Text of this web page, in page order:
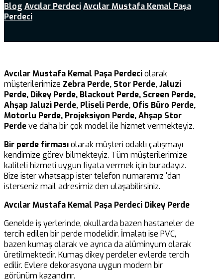
Blog Avcılar PerdeciAvcılar Mustafa Kemal Paşa
Perdeci
Avcılar Mustafa Kemal Paşa Perdeciolarak
müşterilerimize Zebra Perde, Stor Perde, Jaluzi
Perde, Dikey Perde, Blackout Perde, Screen Perde,
Ahşap Jaluzi Perde, Pliseli Perde, Ofis Büro Perde,
Motorlu Perde, Projeksiyon Perde, Ahşap Stor
Perdeve daha bir çok model ile hizmet vermekteyiz.
Bir perde firmasıolarak müşteri odaklı çalışmayı
kendimize görev bilmekteyiz. Tüm müşterilerimize
kaliteli hizmeti uygun fiyata vermek için buradayız.
Bize ister whatsapp ister telefon numaramız ‘dan
isterseniz mail adresimiz den ulaşabilirsiniz.
Avcılar Mustafa Kemal Paşa Perdeci Dikey Perde
Genelde iş yerlerinde, okullarda bazen hastaneler de
tercih edilen bir perde modelidir. İmalatı ise PVC,
bazen kumaş olarak ve ayrıca da alüminyum olarak
üretilmektedir. Kumaş dikey perdeler evlerde tercih
edilir. Evlere dekorasyona uygun modern bir
görünüm kazandırır.